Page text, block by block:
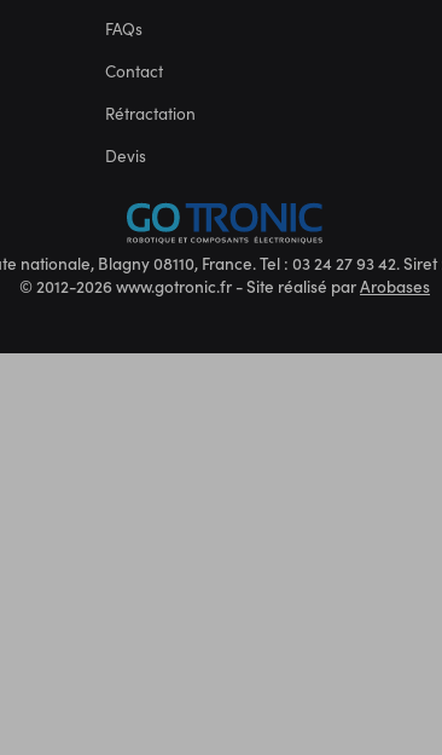
FAQs
Contact
Rétractation
Devis
nationale, Blagny 08110, France. Tel : 03 24 27 93 42.
© 2012-2026 www.gotronic.fr - Site réalisé parArobases